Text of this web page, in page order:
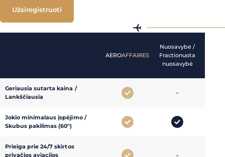
Užsiregistruoti
AEROAFFAIRES
Nuosavybė /
Fractionuota
nuosavybė
Geriausia sutarta kaina /
Lankščiausia
-
Jokio minimalaus įspėjimo /
Skubus pakilimas (60")
Prieiga prie 24/7 skirtos
privačios aviacijos
-